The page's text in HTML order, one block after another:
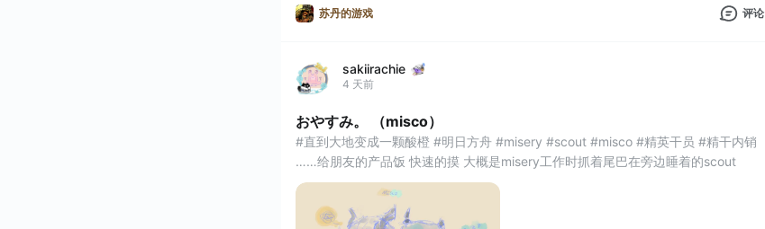
苏丹的游戏 评论
sakiirachie
4 天前
おやすみ。 （misco）
#直到大地变成一颗酸橙 #明日方舟 #misery #scout #misco #精英干员 #精干内销
……给朋友的产品饭 快速的摸 大概是misery工作时抓着尾巴在旁边睡着的scout